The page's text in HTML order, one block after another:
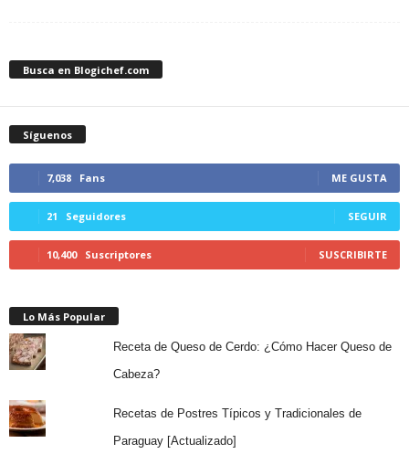
Busca en Blogichef.com
Síguenos
7,038 Fans ME GUSTA
21 Seguidores SEGUIR
10,400 Suscriptores SUSCRIBIRTE
Lo Más Popular
Receta de Queso de Cerdo: ¿Cómo Hacer Queso de
Cabeza?
Recetas de Postres Típicos y Tradicionales de
Paraguay [Actualizado]